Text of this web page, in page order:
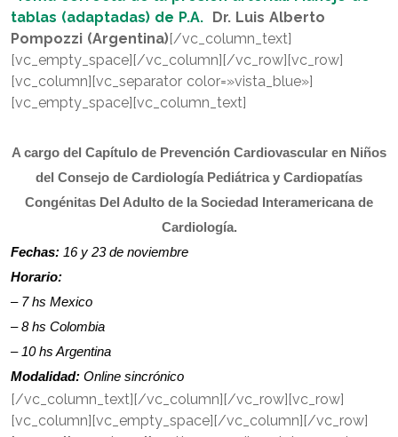
tablas (adaptadas) de P.A. Dr. Luis Alberto
Pompozzi (Argentina)[/vc_column_text]
[vc_empty_space][/vc_column][/vc_row][vc_row]
[vc_column][vc_separator color=»vista_blue»]
[vc_empty_space][vc_column_text]
A cargo del Capítulo de Prevención Cardiovascular en Niños
del Consejo de Cardiología Pediátrica y Cardiopatías
Congénitas Del Adulto de la Sociedad Interamericana de
Cardiología.
Fechas: 16 y 23 de noviembre
Horario:
– 7 hs Mexico
– 8 hs Colombia
– 10 hs Argentina
Modalidad: Online sincrónico
[/vc_column_text][/vc_column][/vc_row][vc_row]
[vc_column][vc_empty_space][/vc_column][/vc_row]